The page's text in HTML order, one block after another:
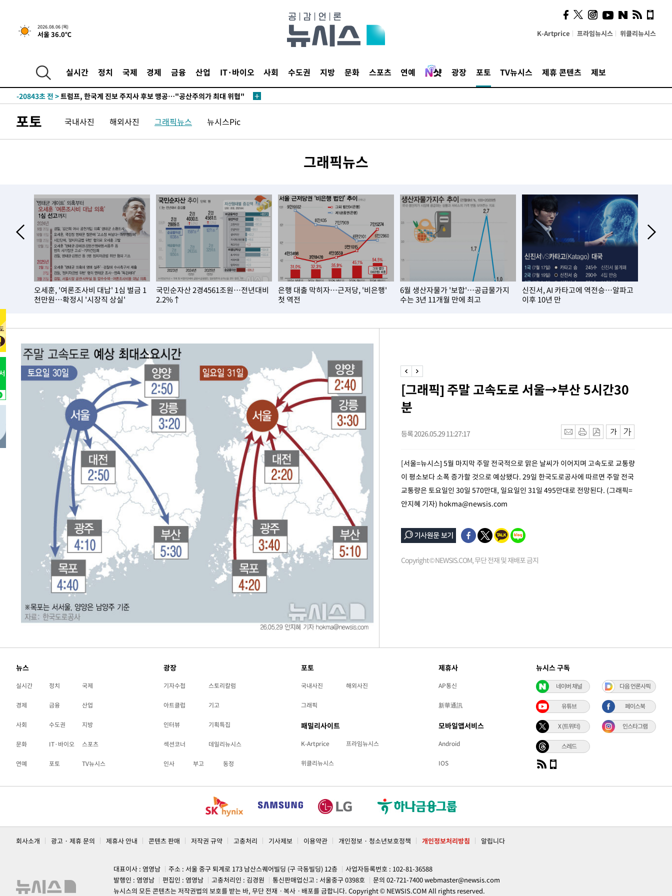
2026.08.06 (목)
서울 36.0℃ K-Artprice 프라임뉴시스 위클리뉴시스
실시간 정치 국제 경제 금융 산업 IT·바이오 사회 수도권 지방 문화 스포츠 연예 광장 포토 TV뉴시스 제휴 콘텐츠 제보
5시간 전 >[속보] "이란-오만, 호르무즈 해협 통행 항로 합의" 이란 외무부 대변인
-28605초 전 >
손흥민, 5경기 연속골 실패…LAFC는 승부차기 끝 과달라하라 격파
-21206초 전 >
-20843초 전 >트럼프, 한국계 진보 주지사 후보 맹공…"공산주의가 최대 위협"
-17341초 전 >
[속보]산업장관 "李정부, 원전 반대 안해…안정 전력 위해 불가피"
-16038초 전 >[속보]경찰, '홍명보 선임 논란' 대한축구협회·축구회관 등 압수수
-12051초 전 >서울 열대야 15일째 지속…비공식 '초열대야' 30도 넘어
-10618초 전 >[속보]코스닥, 2.15포인트(0.27%) 내린 797.44 출발
-10601초 전 >
[속보]코스피, 119.51포인트(1.81%) 내린 6478.75 개장
-7048초 전 >6월 경상수지 497.3억 달러…두 달 연속 사상 최대
-6999초 전 >서울 낮 39도 '폭염중대경보'…40도 관측 가능성도
-4361초 전 >미 워싱턴주 스포캔 시의 통제불능 3개 산불, 방화선 일부 구축
57분 전 >[속보] 호르무즈 해협 이란-오만 협상 기대속 뉴욕증시 혼조 마감 다우
0.49%↑
1시간 전 >[속보] 이란 대통령 "지금 최고지도자와 소통하기가 매우 어려워" 취임
3년 인터뷰
5시간 전 > [속보] "이란-오만, 호르무즈 해협 통행 항로 합의" 이란 외무부 대변인
-21206초 전 > 내일까지 39도 '펄펄'…기상청 "태풍 지나며 폭염 잠시 꺾인다"
-20843초 전 > 트럼프, 한국계 진보 주지사 후보 맹공…"공산주의가 최대 위협"
-20821초 전 >"美간섭에 합의 지연"…트럼프, '이란 호르무즈 통제권' 수용할까
-17341초 전 >
[속보]산업장관 "李정부, 원전 반대 안해…안정 전력 위해 불가피"
[속보]경찰, '홍명보 선임 논란' 대한축구협회·축구회관 등 압수수
[속보]산업장관 "美무역법 제301조 과잉생산 결과 발표 8월 중 예
[속보]코스피 매도사이드카 발동…4%대 급락
-14490초 전 >[속보]전남광주 초대 시민추천 부시장에 백승주·윤난실
-12051초 전 >서울 열대야 15일째 지속…비공식 '초열대야' 30도 넘어
-10618초 전 >[속보]코스닥, 2.15포인트(0.27%) 내린 797.44 출발
-10601초 전 >[속보]코스피, 119.51포인트(1.81%) 내린 6478.75 개장
-7048초 전 >6월 경상수지 497.3억 달러…두 달 연속 사상 최대
-6999초 전 > 서울 낮 39도 '폭염중대경보'…40도 관측 가능성도
-4361초 전 > 미 워싱턴주 스포캔 시의 통제불능 3개 산불, 방화선 일부 구축
[속보] 호르무즈 해협 이란-오만 협상 기대속 뉴욕증시 혼조 마감 다우
1시간 전 >[속보] 이란 대통령 "지금 최고지도자와 소통하기가 매우 어려워" 취임
3년 인터뷰
5시간 전 >[속보] "이란-오만, 호르무즈 해협 통행 항로 합의" 이란 외무부 대변인
포토 국내사진 해외사진 그래픽뉴스 뉴시스Pic
그래픽뉴스
오세훈, '여론조사비 대납' 1심 벌금 1
천만원…확정시 '시장직 상실'
국민순자산 2경4561조원…전년대비
2.2%↑
은행 대출 막히자…근저당, '비은행'
첫 역전
6월 생산자물가 '보합'…공급물가지
수는 3년 11개월 만에 최고
신진서, AI 카타고에 역전승…알파고
이후 10년 만
[그래픽] 주말 고속도로 서울→부산 5시간30
분
등록 2026.05.29 11:27:17
[서울=뉴시스] 5월 마지막 주말 전국적으로 맑은 날씨가 이어지며 고속도로 교통량
이 평소보다 소폭 증가할 것으로 예상됐다. 29일 한국도로공사에 따르면 주말 전국
교통량은 토요일인 30일 570만대, 일요일인 31일 495만대로 전망된다. (그래픽=
안지혜 기자) hokma@newsis.com
Copyright © NEWSIS.COM, 무단 전재 및 재배포 금지
뉴스
실시간 정치 국제
경제 금융 산업
사회 수도권 지방
문화 IT·바이오 스포츠
연예 포토 TV뉴시스
광장
기자수첩 스토리칼럼
아트클럽 기고
인터뷰 기획특집
섹션코너 데일리뉴시스
인사 부고 동정
포토
국내사진 해외사진
그래픽
패밀리사이트
K-Artprice 프라임뉴시스
위클리뉴시스
제휴사
AP통신
新華通訊
모바일앱서비스
Android
IOS
뉴시스 구독
네이버 채널 다음 언론사픽
유튜브 페이스북
X (트위터) 인스타그램
스레드
회사소개 광고 · 제휴 문의 제휴사 안내 콘텐츠 판매 저작권 규약 고충처리 기사제보 이용약관 개인정보 · 청소년보호정책 개인정보처리방침 알립니다
대표이사 : 염영남 주소 : 서울 중구 퇴계로 173 남산스퀘어빌딩 (구 극동빌딩) 12층
사업자등록번호 : 102-81-36588
발행인 : 염영남
편집인 : 염영남 고충처리인 : 김경원 통신판매업신고 : 서울중구 0398호 문의 02-721-7400webmaster@newsis.com
뉴시스의 모든 콘텐츠는 저작권법의 보호를 받는 바, 무단 전재ㆍ복사ㆍ배포를 금합니다. Copyright © NEWSIS.COM All rights reserved.